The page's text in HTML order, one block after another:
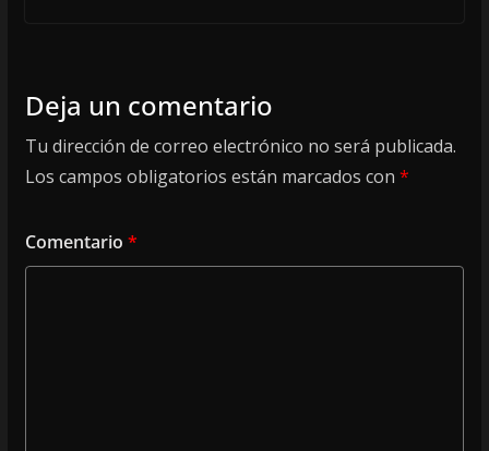
Deja un comentario
Tu dirección de correo electrónico no será publicada.
Los campos obligatorios están marcados con *
Comentario *